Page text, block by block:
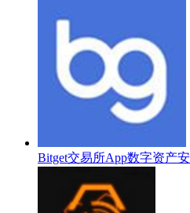
Bitget交易所App数字资产